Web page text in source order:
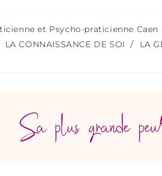
et Psycho-praticienne Caen
LA CONNAISSANCE DE SOI / LA
Sa plus grande